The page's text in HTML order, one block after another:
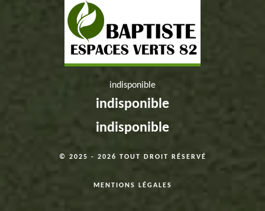
indisponible
indisponible
indisponible
© 2025 - 2026 TOUT DROIT RÉSERVÉ
MENTIONS LÉGALES